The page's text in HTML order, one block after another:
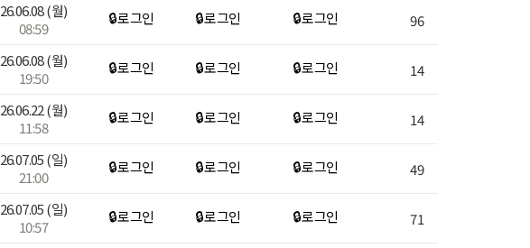
26.06.08(월)
08:59
🔒 로그인 🔒 로그인 🔒 로그인 96
26.06.08(월)
19:50
🔒 로그인 🔒 로그인 🔒 로그인 14
26.06.22(월)
11:58
🔒 로그인 🔒 로그인 🔒 로그인 14
26.07.05(일)
21:00
🔒 로그인 🔒 로그인 🔒 로그인 49
26.07.05(일)
10:57
🔒 로그인 🔒 로그인 🔒 로그인 71